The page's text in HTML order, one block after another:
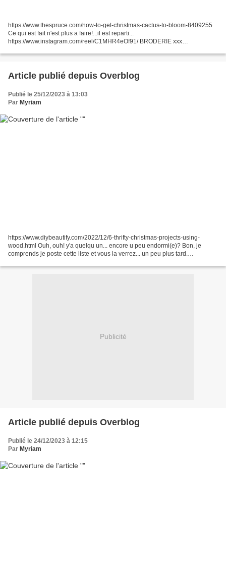
https://www.thespruce.com/how-to-get-christmas-cactus-to-bloom-8409255
Ce qui est fait n'est plus a faire!...il est reparti...
https://www.instagram.com/reel/C1MHR4eOf91/ BRODERIE xxx
Article publié depuis Overblog
Publié le 25/12/2023 à 13:03
Par Myriam
https://www.diybeautify.com/2022/12/6-thrifty-christmas-projects-using-
wood.html Ouh, ouh! y'a quelqu un... encore u peu endormi(e)? Bon, je
comprends je poste cette liste et vous la verrez... un peu plus tard.
1.http://grillesdemaryse.canalblog.com/archives/2023/12/24/40153757.html..
Publicité
Article publié depuis Overblog
Publié le 24/12/2023 à 12:15
Par Myriam